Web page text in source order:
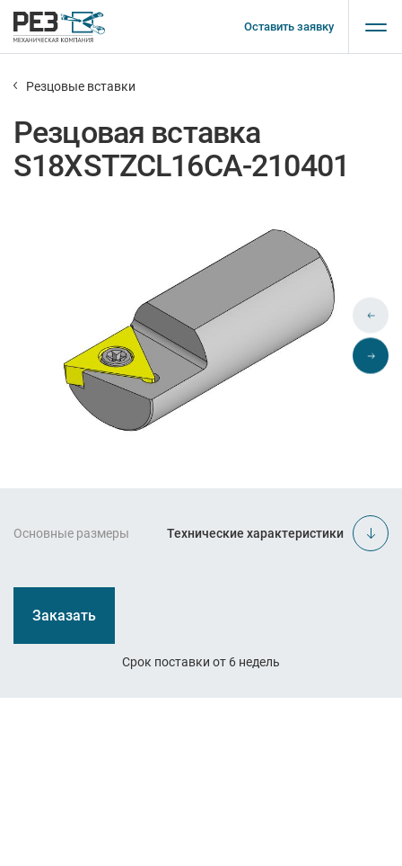
Оставить заявку
Основные размеры Технические характеристики
Заказать
Срок поставки от 6 недель
Резцовые вставки
Резцовая вставка
S18XSTZCL16CA-210401